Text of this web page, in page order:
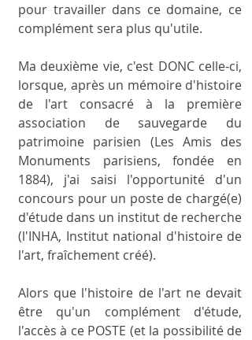
pour travailler dans ce domaine, ce
complément sera plus qu'utile.
Ma deuxième vie, c'est DONC celle-ci,
lorsque, après un mémoire d'histoire
de l'art consacré à la première
association de sauvegarde du
patrimoine parisien (Les Amis des
Monuments parisiens, fondée en
1884), j'ai saisi l'opportunité d'un
concours pour un poste de chargé(e)
d'étude dans un institut de recherche
(l'INHA, Institut national d'histoire de
l'art, fraîchement créé).
Alors que l'histoire de l'art ne devait
être qu'un complément d'étude,
l'accès à ce POSTE (et la possibilité de